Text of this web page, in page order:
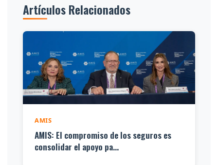
Artículos Relacionados
AMIS
AMIS: El compromiso de los seguros es
consolidar el apoyo pa...